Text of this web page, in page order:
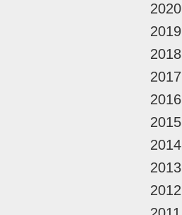
2020
2019
2018
2017
2016
2015
2014
2013
2012